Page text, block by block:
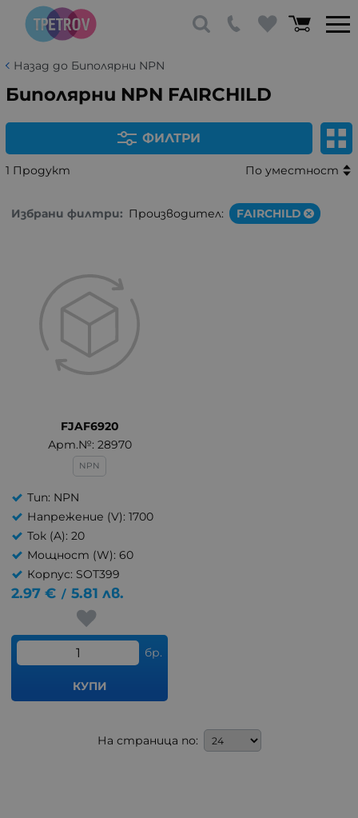
Назад до Биполярни NPN
Биполярни NPN FAIRCHILD
ФИЛТРИ
1 Продукт По уместност
Избрани филтри: Производител: FAIRCHILD
FJAF6920
Арт.№: 28970
NPN
Тип: NPN
Напрежение (V): 1700
Ток (A): 20
Мощност (W): 60
Корпус: SOT399
2.97 € / 5.81 лв.
бр.
КУПИ
На страница по: